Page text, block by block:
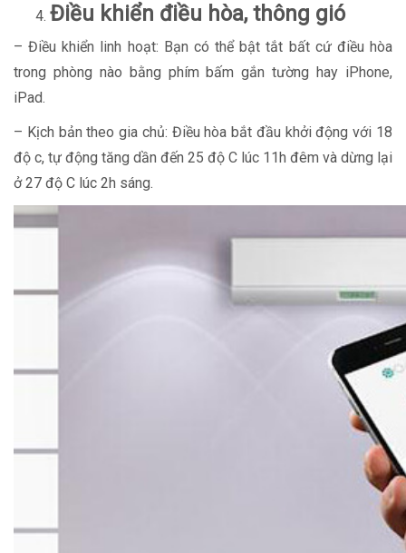
Điều khiển điều hòa, thông gió
– Điều khiển linh hoạt: Bạn có thể bật tắt bất cứ điều hòa
trong phòng nào bằng phím bấm gắn tường hay iPhone,
iPad.
– Kịch bản theo gia chủ: Điều hòa bắt đầu khởi động với 18
độ c, tự động tăng dần đến 25 độ C lúc 11h đêm và dừng lại
ở 27 độ C lúc 2h sáng.